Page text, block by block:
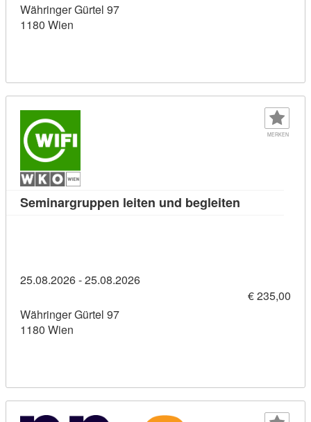
Währinger Gürtel 97
1180 Wien
MERKEN
Seminargruppen leiten und begleiten
25.08.2026 - 25.08.2026
€ 235,00
Währinger Gürtel 97
1180 Wien